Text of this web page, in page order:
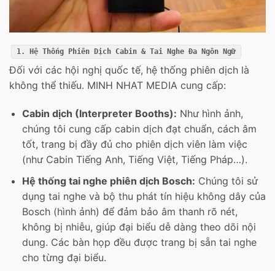
1. Hệ Thống Phiên Dịch Cabin & Tai Nghe Đa Ngôn Ngữ
Đối với các hội nghị quốc tế, hệ thống phiên dịch là
không thể thiếu. MINH NHAT MEDIA cung cấp:
Cabin dịch (Interpreter Booths): Như hình ảnh,
chúng tôi cung cấp cabin dịch đạt chuẩn, cách âm
tốt, trang bị đầy đủ cho phiên dịch viên làm việc
(như Cabin Tiếng Anh, Tiếng Việt, Tiếng Pháp…).
Hệ thống tai nghe phiên dịch Bosch: Chúng tôi sử
dụng tai nghe và bộ thu phát tín hiệu không dây của
Bosch (hình ảnh) để đảm bảo âm thanh rõ nét,
không bị nhiễu, giúp đại biểu dễ dàng theo dõi nội
dung. Các bàn họp đều được trang bị sẵn tai nghe
cho từng đại biểu.